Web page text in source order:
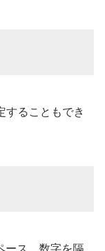
することもでき
ース、数字を隔